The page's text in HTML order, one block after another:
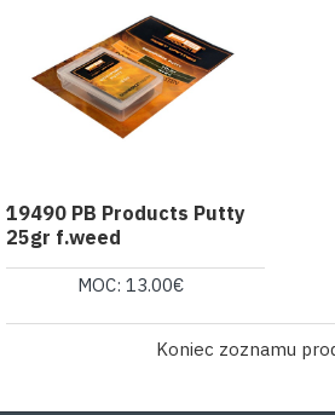
19490 PB Products Putty
25gr f.weed
MOC: 13.00€
Koniec zoznamu